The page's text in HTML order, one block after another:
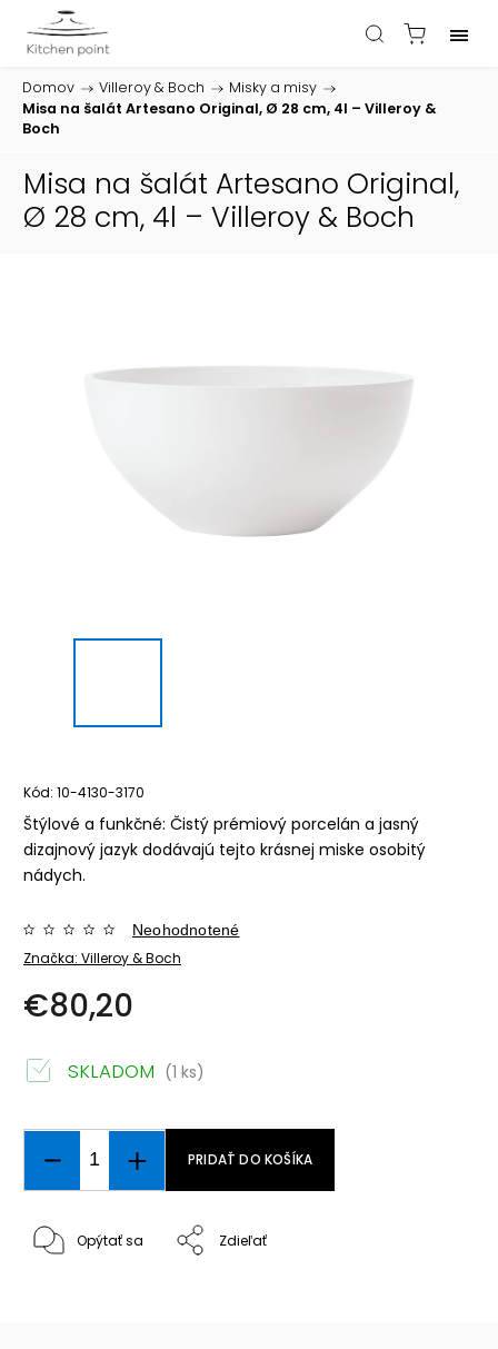
Domov / Villeroy & Boch / Misky a misy /
Misa na šalát Artesano Original, Ø 28 cm, 4l – Villeroy &
Boch
Misa na šalát Artesano Original,
Ø 28 cm, 4l – Villeroy & Boch
Kód: 10-4130-3170
Štýlové a funkčné: Čistý prémiový porcelán a jasný
dizajnový jazyk dodávajú tejto krásnej miske osobitý
nádych.
Značka: Villeroy & Boch
Neohodnotené
€80,20
SKLADOM (1 ks)
PRIDAŤ DO KOŠÍKA
Opýtať sa Zdieľať